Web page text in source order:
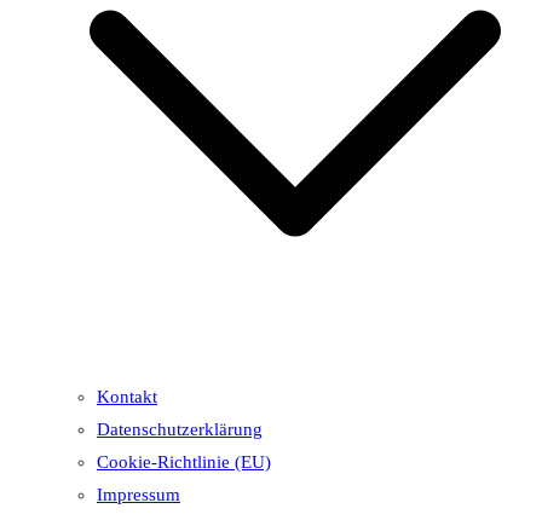
Kontakt
Datenschutzerklärung
Cookie-Richtlinie (EU)
Impressum